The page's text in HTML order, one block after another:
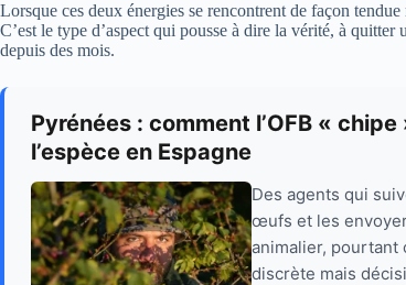
Lorsque ces deux énergies se rencontrent de façon
C’est le type d’aspect qui pousse à dire la vérité, à
depuis des mois.
Pyrénées : comment l’OFB «
l’espèce en Espagne
Des agents qui
œufs et les
animalier, pourtant
discrète mais